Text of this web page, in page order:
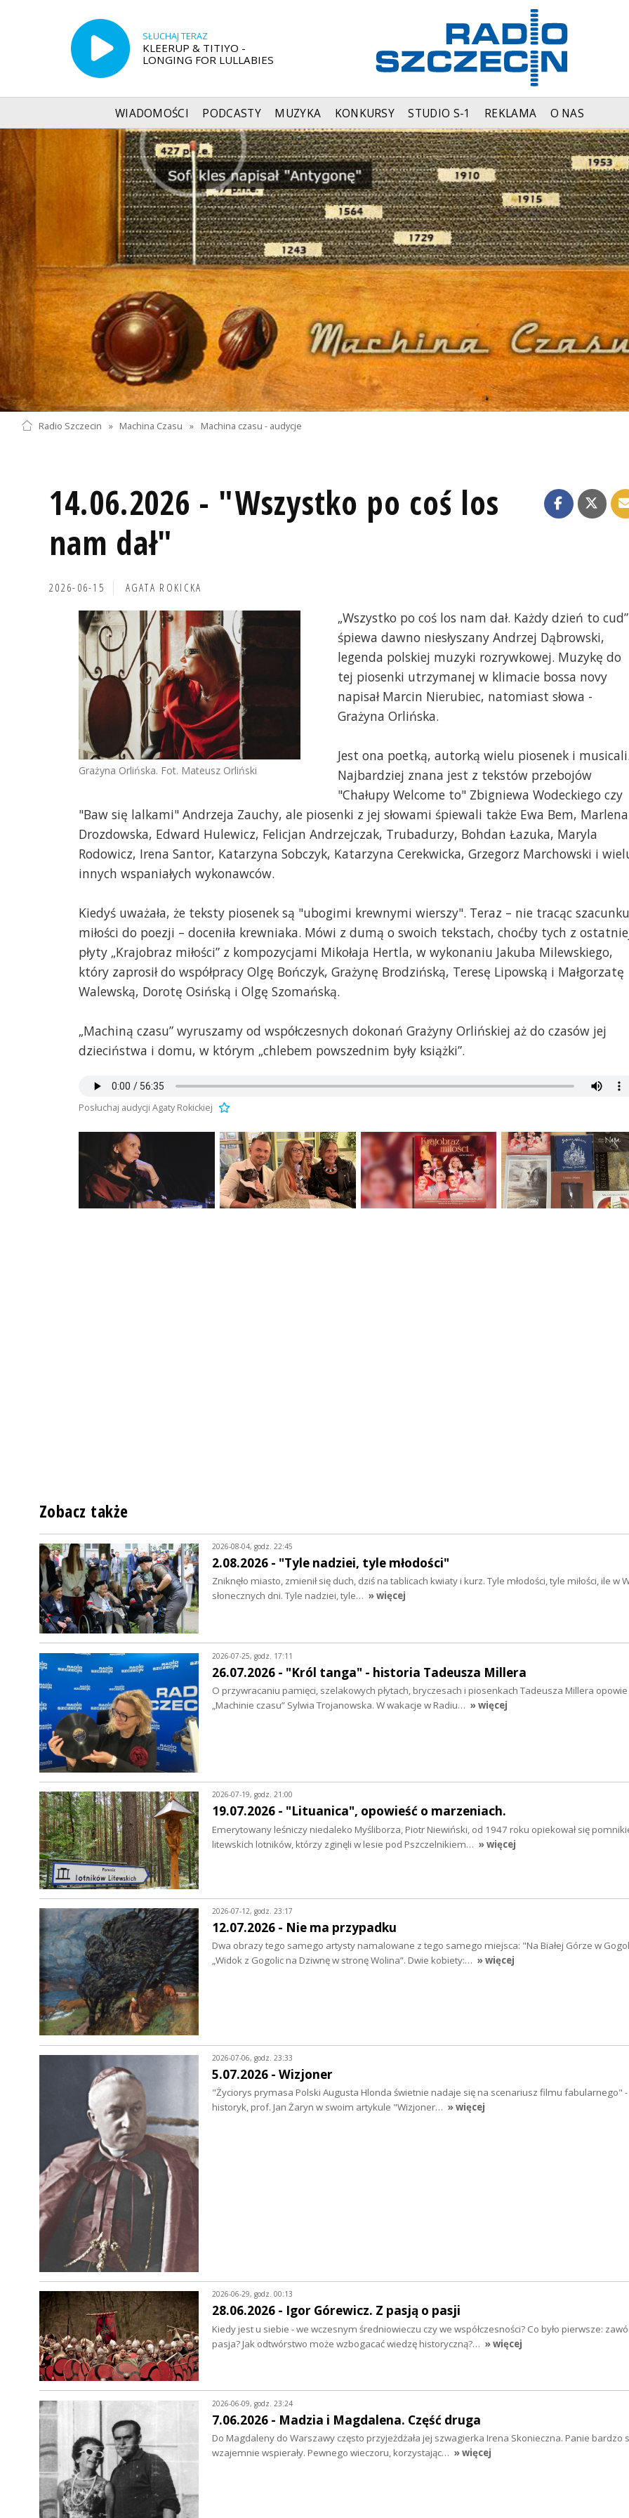
SŁUCHAJ TERAZ
KLEERUP & TITIYO -
LONGING FOR LULLABIES
WIADOMOŚCI PODCASTY MUZYKA KONKURSY STUDIO S-1 REKLAMA O NAS
Radio Szczecin » Machina Czasu » Machina czasu - audycje
14.06.2026 - "Wszystko po coś los
nam dał"
2026-06-15 AGATA ROKICKA
Grażyna Orlińska. Fot. Mateusz Orliński
„Wszystko po coś los nam dał. Każdy dzień to cud”
śpiewa dawno niesłyszany Andrzej Dąbrowski,
legenda polskiej muzyki rozrywkowej. Muzykę do
tej piosenki utrzymanej w klimacie bossa novy
napisał Marcin Nierubiec, natomiast słowa -
Grażyna Orlińska.
Jest ona poetką, autorką wielu piosenek i musicali.
Najbardziej znana jest z tekstów przebojów
"Chałupy Welcome to" Zbigniewa Wodeckiego czy
"Baw się lalkami" Andrzeja Zauchy, ale piosenki z jej słowami śpiewali także Ewa Bem, Marlena
Drozdowska, Edward Hulewicz, Felicjan Andrzejczak, Trubadurzy, Bohdan Łazuka, Maryla
Rodowicz, Irena Santor, Katarzyna Sobczyk, Katarzyna Cerekwicka, Grzegorz Marchowski i
innych wspaniałych wykonawców.
Kiedyś uważała, że teksty piosenek są "ubogimi krewnymi wierszy". Teraz – nie tracąc
miłości do poezji – doceniła krewniaka. Mówi z dumą o swoich tekstach, choćby tych z
płyty „Krajobraz miłości” z kompozycjami Mikołaja Hertla, w wykonaniu Jakuba Milewskiego,
który zaprosił do współpracy Olgę Bończyk, Grażynę Brodzińską, Teresę Lipowską i Małgorzatę
Walewską, Dorotę Osińską i Olgę Szomańską.
„Machiną czasu” wyruszamy od współczesnych dokonań Grażyny Orlińskiej aż do czasów jej
dzieciństwa i domu, w którym „chlebem powszednim były książki”.
Posłuchaj audycji Agaty Rokickiej
Zobacz także
2026-08-04, godz. 22:45
2.08.2026 - "Tyle nadziei, tyle młodości"
Zniknęło miasto, zmienił się duch, dziś na tablicach kwiaty i kurz. Tyle młodości, tyle miłości, ile w
słonecznych dni. Tyle nadziei, tyle… » więcej
2026-07-25, godz. 17:11
26.07.2026 - "Król tanga" - historia Tadeusza Millera
O przywracaniu pamięci, szelakowych płytach, bryczesach i piosenkach Tadeusza Millera opowie
„Machinie czasu” Sylwia Trojanowska. W wakacje w Radiu… » więcej
2026-07-19, godz. 21:00
19.07.2026 - "Lituanica", opowieść o marzeniach.
Emerytowany leśniczy niedaleko Myśliborza, Piotr Niewiński, od 1947 roku opiekował się
litewskich lotników, którzy zginęli w lesie pod Pszczelnikiem… » więcej
2026-07-12, godz. 23:17
12.07.2026 - Nie ma przypadku
Dwa obrazy tego samego artysty namalowane z tego samego miejsca: "Na Białej Górze w
„Widok z Gogolic na Dziwnę w stronę Wolina”. Dwie kobiety:… » więcej
2026-07-06, godz. 23:33
5.07.2026 - Wizjoner
"Życiorys prymasa Polski Augusta Hlonda świetnie nadaje się na scenariusz filmu fabularnego"
historyk, prof. Jan Żaryn w swoim artykule "Wizjoner… » więcej
2026-06-29, godz. 00:13
28.06.2026 - Igor Górewicz. Z pasją o pasji
Kiedy jest u siebie - we wczesnym średniowieczu czy we współczesności? Co było pierwsze:
pasja? Jak odtwórstwo może wzbogacać wiedzę historyczną?… » więcej
2026-06-09, godz. 23:24
7.06.2026 - Madzia i Magdalena. Część druga
Do Magdaleny do Warszawy często przyjeżdżała jej szwagierka Irena Skonieczna. Panie bardzo
wzajemnie wspierały. Pewnego wieczoru, korzystając… » więcej